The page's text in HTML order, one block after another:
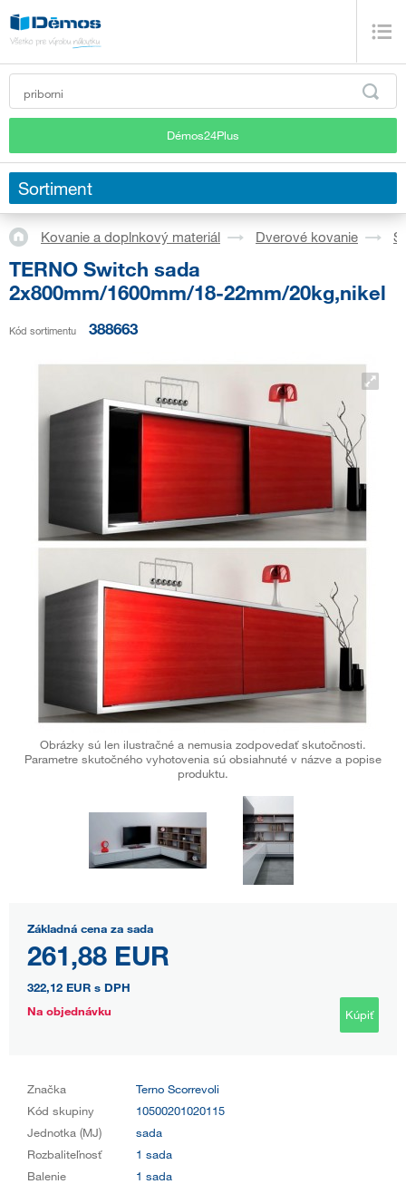
Démos24Plus
Sortiment
Kovanie a doplnkový materiál Dverové kovanie
TERNO Switch sada
2x800mm/1600mm/18-22mm/20kg,nikel
Kód sortimentu 388663
Obrázky sú len ilustračné a nemusia zodpovedať skutočnosti.
Parametre skutočného vyhotovenia sú obsiahnuté v názve a popise
produktu.
Základná cena za sada
261,88 EUR
322,12 EUR s DPH
Na objednávku
Kúpiť
Značka
Terno Scorrevoli
Kód skupiny
10500201020115
Jednotka (MJ)
sada
Rozbaliteľnosť
1 sada
Balenie
1 sada